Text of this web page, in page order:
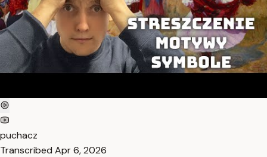
puchacz
Transcribed Apr 6, 2026